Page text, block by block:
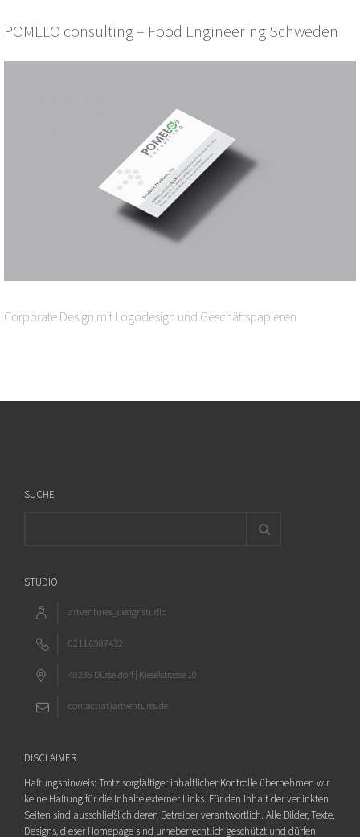
POMELO consulting – Food Engineering Schweden
Corporate Design mit Logodesign und Geschäftspapieren
SUCHE
STUDIO
artventures_designstudio
0211 6987432
40235 Düsseldorf | Kieselstrasse 10
contact(at)artventures.de
DISCLAIMER
Haftungshinweis: Trotz sorgfältiger inhaltlicher Kontrolle übernehmen wir
keine Haftung für die Inhalte externer Links. Für den Inhalt der verlinkten
Seiten sind ausschließlich deren Betreiber verantwortlich. Alle Bilder, Texte,
Designs, dieser Homepage sind urheberrechtlich geschützt und dürfen